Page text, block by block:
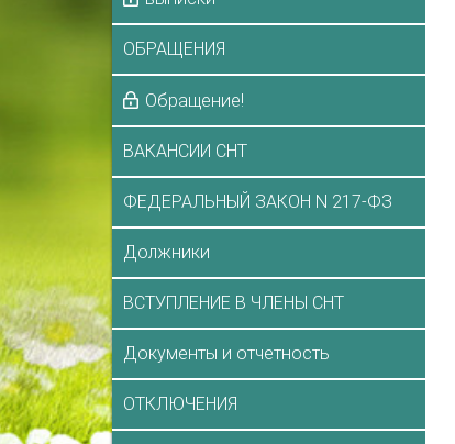
ОБРАЩЕНИЯ
Обращение!
ВАКАНСИИ СНТ
ФЕДЕРАЛЬНЫЙ ЗАКОН N 217-ФЗ
Должники
ВСТУПЛЕНИЕ В ЧЛЕНЫ СНТ
Документы и отчетность
ОТКЛЮЧЕНИЯ